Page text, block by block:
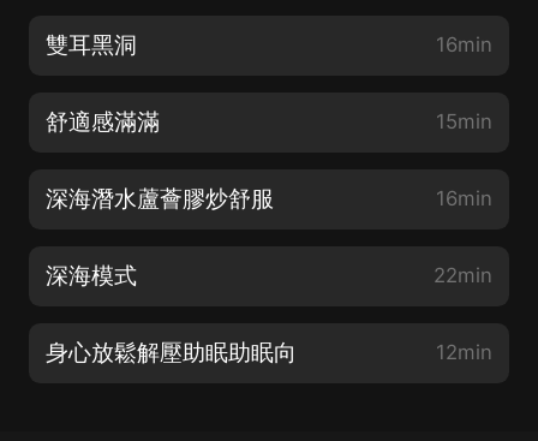
雙耳黑洞 16min
舒適感滿滿 15min
深海潛水蘆薈膠炒舒服 16min
深海模式 22min
身心放鬆解壓助眠助眠向 12min